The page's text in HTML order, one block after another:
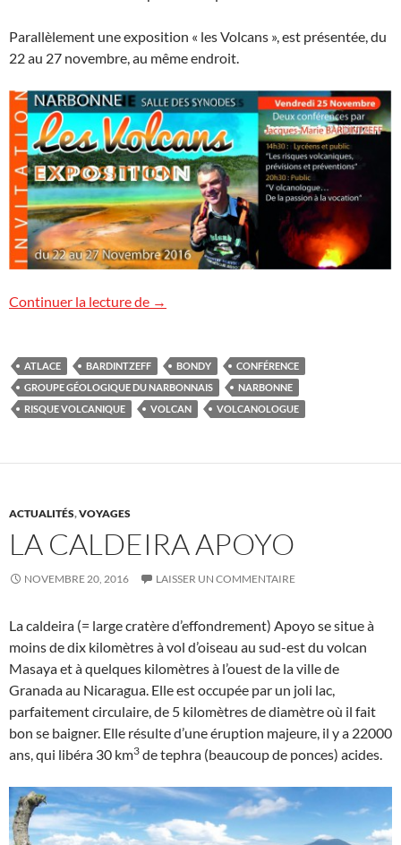
Parallèlement une exposition « les Volcans », est présentée, du
22 au 27 novembre, au même endroit.
Continuer la lecture de Conférences à Narbonne et à Bondy
→
ATLACE BARDINTZEFF BONDY
CONFÉRENCE
GROUPE GÉOLOGIQUE DU NARBONNAIS
NARBONNE
RISQUE VOLCANIQUE
VOLCAN VOLCANOLOGUE
ACTUALITÉS,VOYAGES
LA CALDEIRA APOYO
NOVEMBRE 20, 2016 LAISSER UN COMMENTAIRE
La caldeira (= large cratère d’effondrement) Apoyo se situe à
moins de dix kilomètres à vol d’oiseau au sud-est du volcan
Masaya et à quelques kilomètres à l’ouest de la ville de
Granada au Nicaragua. Elle est occupée par un joli lac,
parfaitement circulaire, de 5 kilomètres de diamètre où il fait
bon se baigner. Elle résulte d’une éruption majeure, il y a 22000
ans, qui libéra 30 km3 de tephra (beaucoup de ponces) acides.